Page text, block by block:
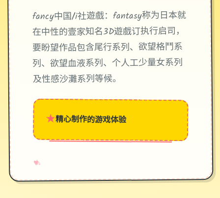
fancy中国/i社遊戲：fantasy称为日本就
在中性的壹家知名3D遊戲订执行启司，
要盼望作品包含尾行系列、欲望格鬥系
列、欲望血液系列、个人工少量女系列
及性感沙灘系列等候。
★精心制作的游戏体验
♥
✧
→